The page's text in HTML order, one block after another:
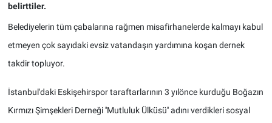
belirttiler.
Belediyelerin tüm çabalarına rağmen misafirhanelerde kalmayı kabul
etmeyen çok sayıdaki evsiz vatandaşın yardımına koşan dernek
takdir topluyor.
İstanbul'daki Eskişehirspor taraftarlarının 3 yılönce kurduğu Boğazın
Kırmızı Şimşekleri Derneği ''Mutluluk Ülküsü'' adını verdikleri sosyal